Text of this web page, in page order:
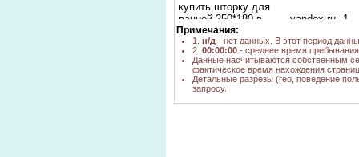
купить шторку для
ванной 250*180 в
новосибирске
yandex.ru 1
раздвижные шторы yandex.ru 1
в новосибирске
прдажа жеских
шторок для ванн
yandex.ru 1
магазин шторы г.
Примечания:
1. н/д - нет данных. В этот период
2. 00:00:00 - среднее время
Данные насчитываются собственным
фактическое время нахождения
Детальные разрезы (гео, поведение
запросу.